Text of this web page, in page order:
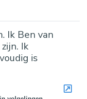
Ik Ben van
Ik
is